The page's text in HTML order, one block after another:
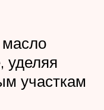
уделяя
участкам